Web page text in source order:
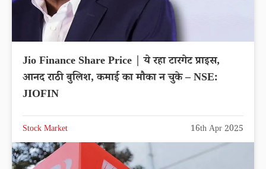
Jio Finance Share Price | ये रहा टारगेट प्राइस,
आनद राठी बुलिश, कमाई का मौका न चुके – NSE:
JIOFIN
Stock Market 16th Apr 2025